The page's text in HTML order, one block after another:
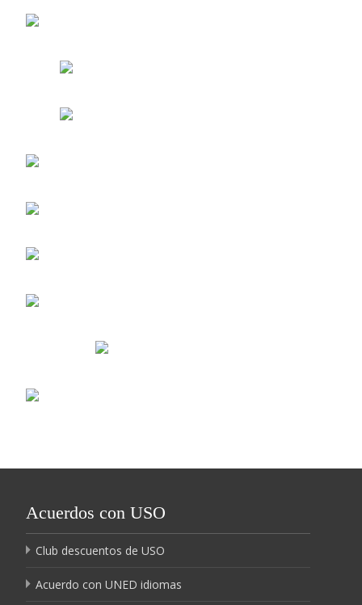
Acuerdos con USO
Club descuentos de USO
Acuerdo con UNED idiomas